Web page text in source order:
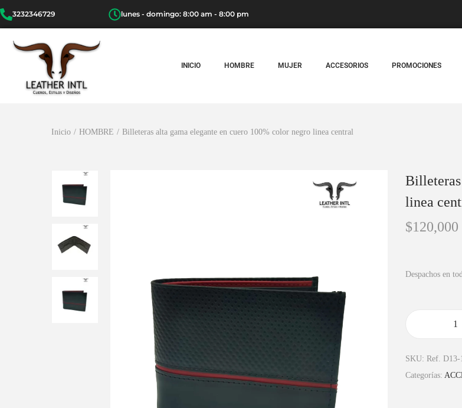
3232346729 lunes - domingo: 8:00 am - 8:00 pm
INICIO HOMBRE MUJER ACCESORIOS PROMOCIONES
Inicio / HOMBRE / Billeteras alta gama elegante en cuero 100% color negro linea central
linea
$120,000
Despachos en
SKU: Ref.
Categorías: